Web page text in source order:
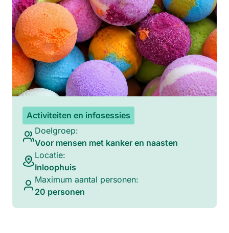
Activiteiten en infosessies
Doelgroep:
Voor mensen met kanker en naasten
Locatie:
Inloophuis
Maximum aantal personen:
20 personen